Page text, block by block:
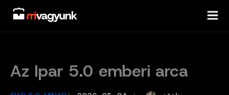
Skip
content
Az Ipar 5.0 emberi arca